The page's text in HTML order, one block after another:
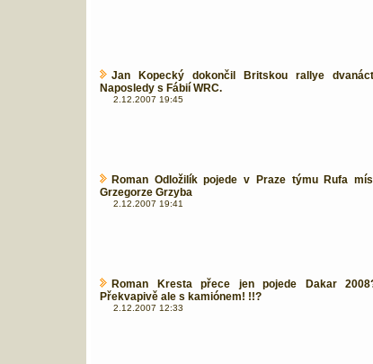
Jan Kopecký dokončil Britskou rallye
Naposledy s Fábií WRC.
2.12.2007 19:45
Roman Odložilík pojede v Praze týmu Rufa
Grzegorze Grzyba
2.12.2007 19:41
Roman Kresta přece jen pojede Dakar
Překvapivě ale s kamiónem! !!?
2.12.2007 12:33